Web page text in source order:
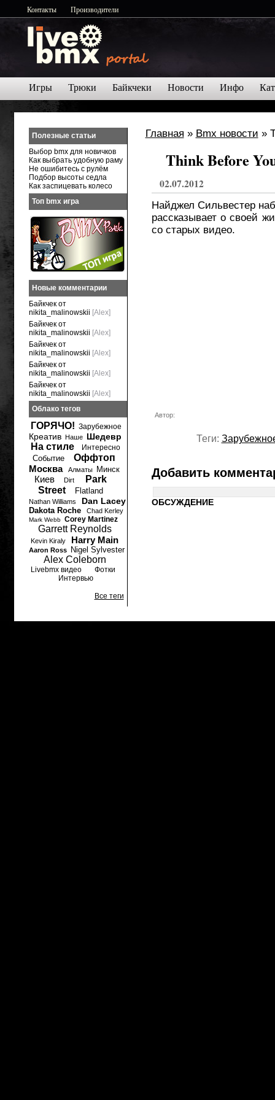
Контакты Производители
Игры Трюки Байкчеки Новости Инфо
Главная » Bmx новости
Think Before
02.07.2012
Найджел Сильвестер
рассказывает о своей
со старых видео.
Автор:
Теги:
Добавить
ОБСУЖДЕНИЕ
Полезные статьи
Выбор bmx для новичков
Как выбрать удобную раму
Не ошибитесь с рулём
Подбор высоты седла
Как заспицевать колесо
Топ bmx игра
Новые комментарии
Байкчек от
nikita_malinowskii [Alex]
Байкчек от
nikita_malinowskii [Alex]
Байкчек от
nikita_malinowskii [Alex]
Байкчек от
nikita_malinowskii [Alex]
Байкчек от
nikita_malinowskii [Alex]
Облако тегов
ГОРЯЧО! Зарубежное
Креатив Наше Шедевр
На стиле Интересно
Событие
Оффтоп
Москва
Алматы Минск
Киев Dirt
Park
Street
Flatland
Nathan Williams Dan Lacey
Dakota Roche Chad Kerley
Mark Webb Corey Martinez
Garrett Reynolds
Kevin Kiraly Harry Main
Aaron Ross Nigel Sylvester
Alex Coleborn
Livebmx видео
Фотки
Интервью
Все теги